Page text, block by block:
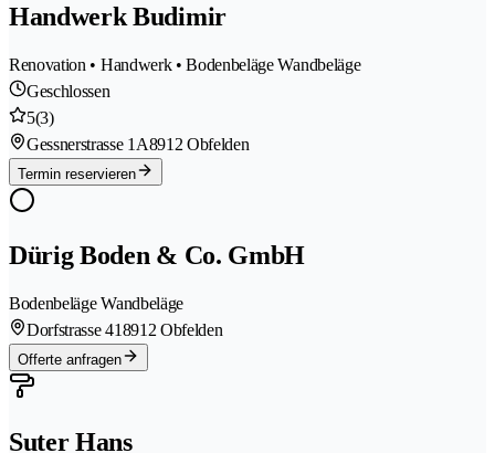
Handwerk Budimir
Renovation • Handwerk • Bodenbeläge Wandbeläge
Geschlossen
5(3)
Gessnerstrasse 1A8912 Obfelden
Termin reservieren
Dürig Boden & Co. GmbH
Bodenbeläge Wandbeläge
Dorfstrasse 418912 Obfelden
Offerte anfragen
Suter Hans